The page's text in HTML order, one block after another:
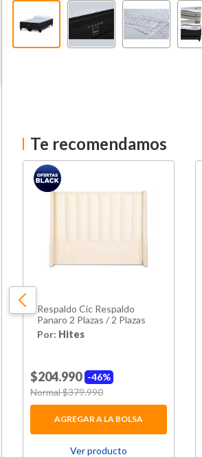
Te recomendamos
Respaldo Cic Respaldo
Panaro 2 Plazas / 2 Plazas
Por: Hites
46%
$204.990
Price reduced from
Normal $379.990
AGREGAR A LA BOLSA
Ver producto